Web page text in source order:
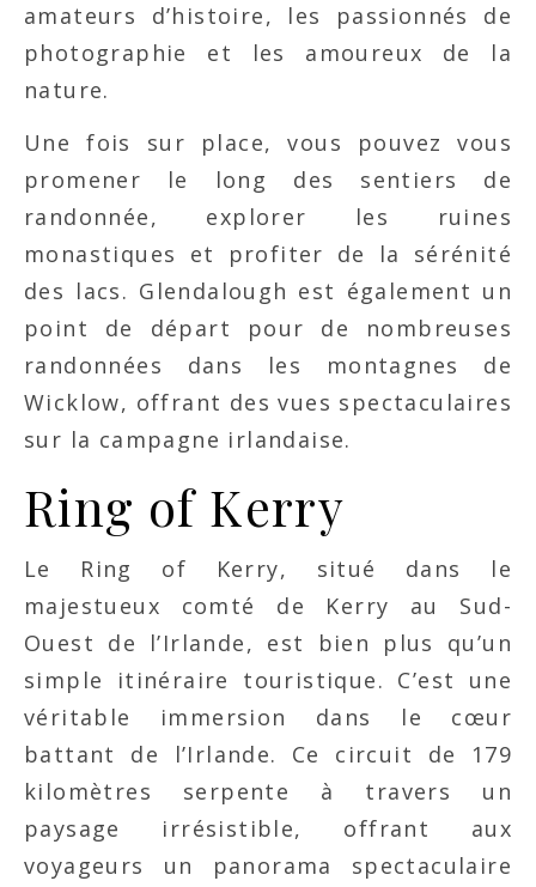
amateurs d’histoire, les passionnés de
photographie et les amoureux de la
nature.
Une fois sur place, vous pouvez vous
promener le long des sentiers de
randonnée, explorer les ruines
monastiques et profiter de la sérénité
des lacs. Glendalough est également un
point de départ pour de nombreuses
randonnées dans les montagnes de
Wicklow, offrant des vues spectaculaires
sur la campagne irlandaise.
Ring of Kerry
Le Ring of Kerry, situé dans le
majestueux comté de Kerry au Sud-
Ouest de l’Irlande, est bien plus qu’un
simple itinéraire touristique. C’est une
véritable immersion dans le cœur
battant de l’Irlande. Ce circuit de 179
kilomètres serpente à travers un
paysage irrésistible, offrant aux
voyageurs un panorama spectaculaire